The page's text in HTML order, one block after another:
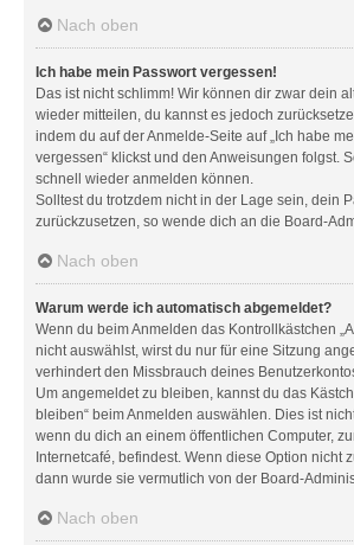
Nach oben
Ich habe mein Passwort vergessen!
Das ist nicht schlimm! Wir können dir zwar dein
wieder mitteilen, du kannst es jedoch
indem du auf der Anmelde-Seite auf „Ich habe
vergessen“ klickst und den Anweisungen folgst.
schnell wieder anmelden können.
Solltest du trotzdem nicht in der Lage sein, dein
zurückzusetzen, so wende dich an die Board-
Nach oben
Warum werde ich automatisch abgemeldet?
Wenn du beim Anmelden das Kontrollkästchen
nicht auswählst, wirst du nur für eine Sitzung
verhindert den Missbrauch deines
Um angemeldet zu bleiben, kannst du das
bleiben“ beim Anmelden auswählen. Dies ist
wenn du dich an einem öffentlichen Computer,
Internetcafé, befindest. Wenn diese Option nicht
dann wurde sie vermutlich von der Board-
Nach oben